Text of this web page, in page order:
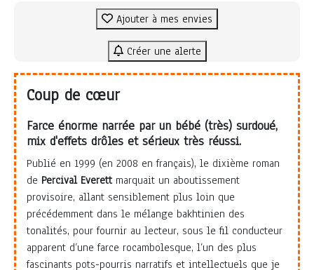
Ajouter à mes envies
Créer une alerte
Coup de cœur
Farce énorme narrée par un bébé (très) surdoué,
mix d'effets drôles et sérieux très réussi.
Publié en 1999 (en 2008 en français), le dixième roman
de Percival Everettmarquait un aboutissement
provisoire, allant sensiblement plus loin que
précédemment dans le mélange bakhtinien des
tonalités, pour fournir au lecteur, sous le fil conducteur
apparent d’une farce rocambolesque, l’un des plus
fascinants pots-pourris narratifs et intellectuels que je